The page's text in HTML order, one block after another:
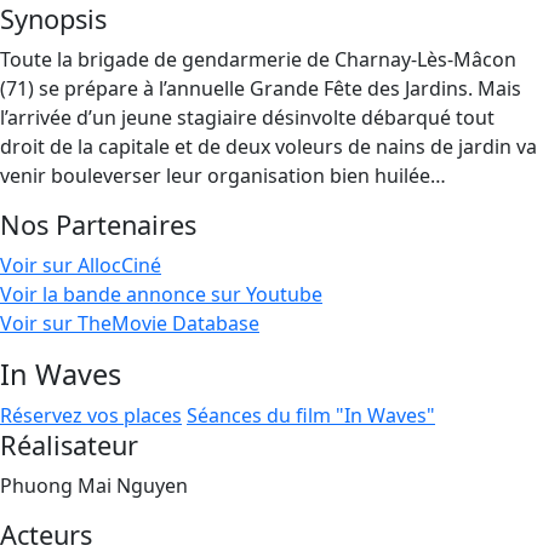
Synopsis
Toute la brigade de gendarmerie de Charnay-Lès-Mâcon
(71) se prépare à l’annuelle Grande Fête des Jardins. Mais
l’arrivée d’un jeune stagiaire désinvolte débarqué tout
droit de la capitale et de deux voleurs de nains de jardin va
venir bouleverser leur organisation bien huilée…
Nos Partenaires
Voir sur AllocCiné
Voir la bande annonce sur Youtube
Voir sur TheMovie Database
In Waves
Réservez vos places Séances du film "In Waves"
Réalisateur
Phuong Mai Nguyen
Acteurs